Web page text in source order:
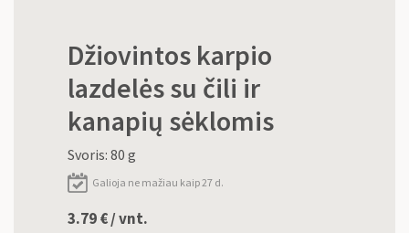
Džiovintos karpio
lazdelės su čili ir
kanapių sėklomis
Svoris: 80 g
Galioja ne mažiau kaip 27 d.
3.79€/ vnt.